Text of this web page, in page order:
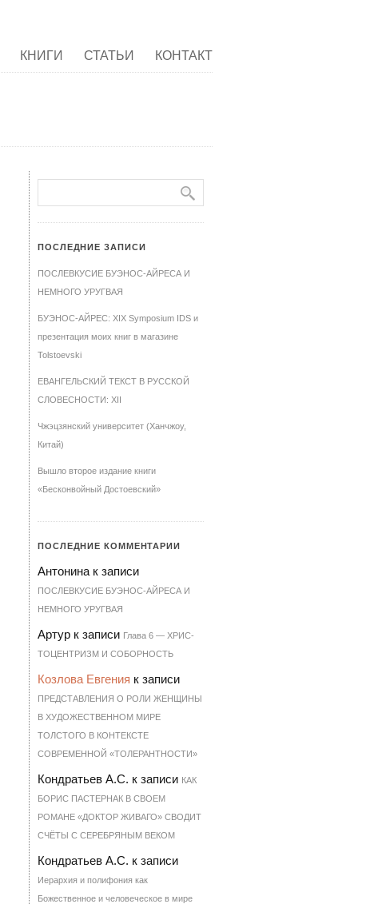
КНИГИ СТАТЬИ КОНТАКТ
ПОСЛЕДНИЕ ЗАПИСИ
ПОСЛЕВКУСИЕ БУЭНОС-АЙРЕСА И
НЕМНОГО УРУГВАЯ
БУЭНОС-АЙРЕС: XIX Symposium IDS и
презентация моих книг в магазине
Tolstoevski
ЕВАНГЕЛЬСКИЙ ТЕКСТ В РУССКОЙ
СЛОВЕСНОСТИ: XII
Чжэцзянский университет (Ханчжоу,
Китай)
Вышло второе издание книги
«Бесконвойный Достоевский»
ПОСЛЕДНИЕ КОММЕНТАРИИ
Антонина к записи
ПОСЛЕВКУСИЕ БУЭНОС-АЙРЕСА И
НЕМНОГО УРУГВАЯ
Артур к записи Гла­ва 6 — ХРИ­С­
ТО­ЦЕН­Т­РИЗМ И СО­БОР­НОСТЬ
Козлова Евгения к записи
ПРЕДСТАВЛЕНИЯ О РОЛИ ЖЕНЩИНЫ
В ХУДОЖЕСТВЕННОМ МИРЕ
ТОЛСТОГО В КОНТЕКСТЕ
СОВРЕМЕННОЙ «ТОЛЕРАНТНОСТИ»
Кондратьев А.С. к записи КАК
БОРИС ПАСТЕРНАК В СВОЕМ
РОМАНЕ «ДОКТОР ЖИВАГО» СВОДИТ
СЧЁТЫ С СЕРЕБРЯНЫМ ВЕКОМ
Кондратьев А.С. к записи
Иерархия и полифония как
Божественное и человеческое в мире